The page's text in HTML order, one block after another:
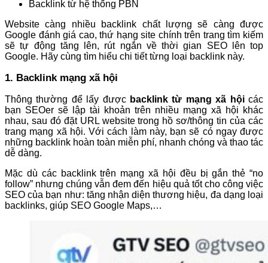
Backlink từ hệ thống PBN
Website càng nhiều backlink chất lượng sẽ càng được
Google đánh giá cao, thứ hạng site chính trên trang tìm kiếm
sẽ tự động tăng lên, rút ngắn về thời gian SEO lên top
Google. Hãy cùng tìm hiểu chi tiết từng loại backlink này.
1. Backlink mạng xã hội
Thông thường để lấy được backlink từ mạng xã hộicác
bạn SEOer sẽ lập tài khoản trên nhiều mạng xã hội khác
nhau, sau đó đặt URL website trong hồ sơ/thông tin của các
trang mạng xã hội. Với cách làm này, bạn sẽ có ngay được
những backlink hoàn toàn miễn phí, nhanh chóng và thao tác
dễ dàng.
Mặc dù các backlink trên mạng xã hội đều bị gắn thẻ “no
follow” nhưng chúng vẫn đem đến hiệu quả tốt cho công việc
SEO của bạn như: tăng nhận diện thương hiệu, đa dạng loại
backlinks, giúp SEO Google Maps,…